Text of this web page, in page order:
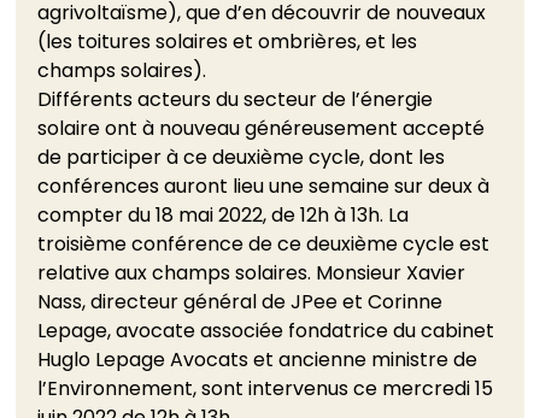
agrivoltaïsme), que d’en découvrir de nouveaux
(les toitures solaires et ombrières, et les
champs solaires).
Différents acteurs du secteur de l’énergie
solaire ont à nouveau généreusement accepté
de participer à ce deuxième cycle, dont les
conférences auront lieu une semaine sur deux à
compter du 18 mai 2022, de 12h à 13h. La
troisième conférence de ce deuxième cycle est
relative aux champs solaires. Monsieur Xavier
Nass, directeur général de JPee et Corinne
Lepage, avocate associée fondatrice du cabinet
Huglo Lepage Avocats et ancienne ministre de
l’Environnement, sont intervenus ce mercredi 15